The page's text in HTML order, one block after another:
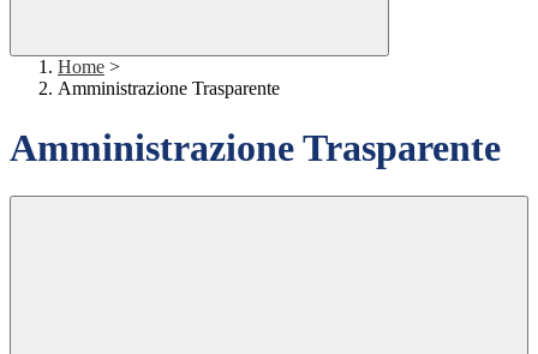
Home >
Amministrazione Trasparente
Amministrazione Trasparente